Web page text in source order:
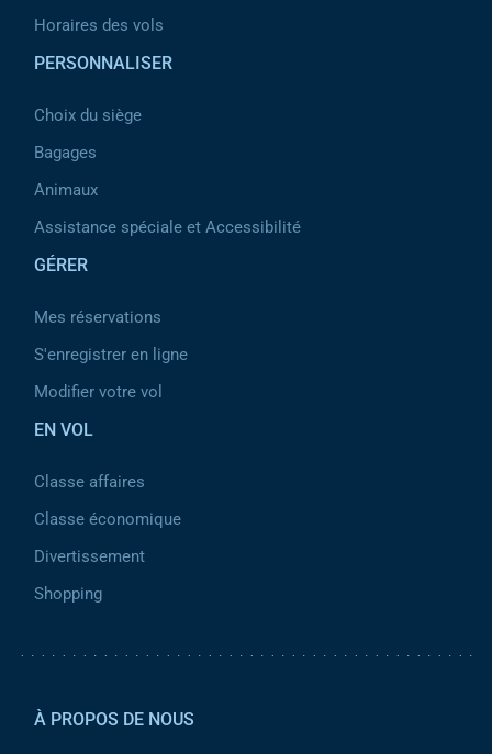
Horaires des vols
PERSONNALISER
Choix du siège
Bagages
Animaux
Assistance spéciale et Accessibilité
GÉRER
Mes réservations
S'enregistrer en ligne
Modifier votre vol
EN VOL
Classe affaires
Classe économique
Divertissement
Shopping
À PROPOS DE NOUS